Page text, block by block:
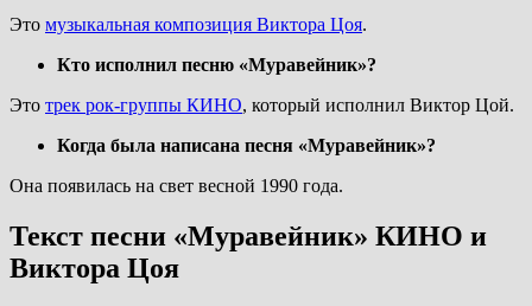
Это музыкальная композиция Виктора Цоя.
Кто исполнил песню «Муравейник»?
Это трек рок-группы КИНО, который исполнил Виктор Цой.
Когда была написана песня «Муравейник»?
Она появилась на свет весной 1990 года.
Текст песни «Муравейник» КИНО и
Виктора Цоя